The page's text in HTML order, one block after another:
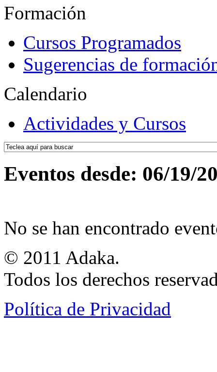
Formación
Cursos Programados
Sugerencias de
Calendario
Actividades y Cursos
Eventos desde: 06/19/
No se han encontrado
© 2011 Adaka.
Todos los derechos
Política de Privacidad